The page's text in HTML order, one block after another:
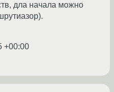
дла начала можно
+00:00